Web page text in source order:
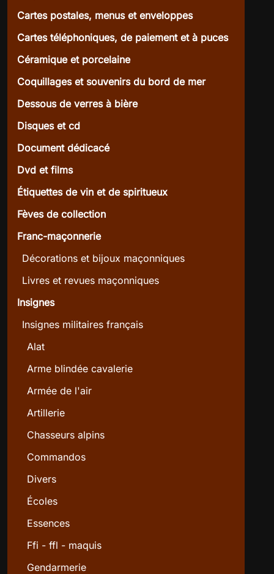
Cartes postales, menus et enveloppes
Cartes téléphoniques, de paiement et à puces
Céramique et porcelaine
Coquillages et souvenirs du bord de mer
Dessous de verres à bière
Disques et cd
Document dédicacé
Dvd et films
Étiquettes de vin et de spiritueux
Fèves de collection
Franc-maçonnerie
Décorations et bijoux maçonniques
Livres et revues maçonniques
Insignes
Insignes militaires français
Alat
Arme blindée cavalerie
Armée de l'air
Artillerie
Chasseurs alpins
Commandos
Divers
Écoles
Essences
Ffi - ffl - maquis
Gendarmerie